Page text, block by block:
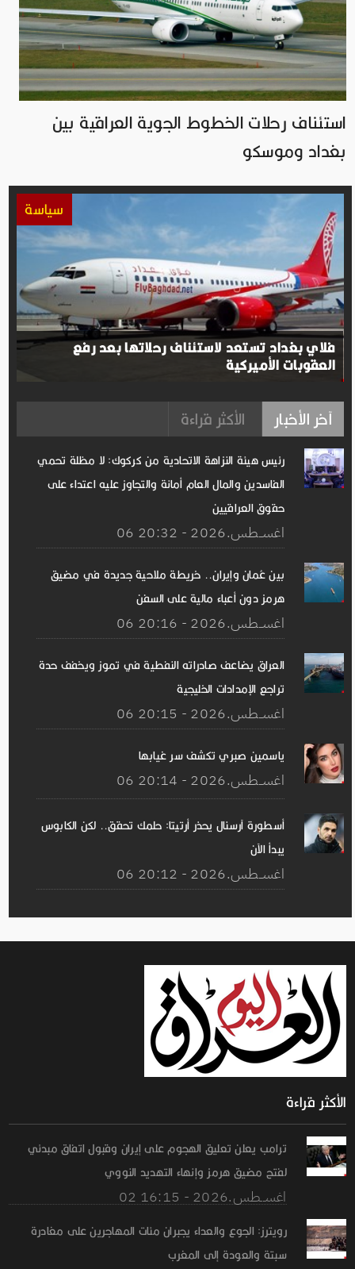
استئناف رحلات الخطوط الجوية العراقية بين
بغداد وموسكو
سياسة
فلاي بغداد تستعد لاستئناف رحلاتها بعد رفع
العقوبات الأميركية
آخر الأخبار الأكثر قراءة
رئيس هيئة النزاهة الاتحادية من كركوك: لا مظلة تحمي
الفاسدين والمال العام أمانة والتجاوز عليه اعتداء على
حقوق العراقيين
06 اغســطس.2026 - 20:32
بين عُمان وإيران.. خريطة ملاحية جديدة في مضيق
هرمز دون أعباء مالية على السفن
06 اغســطس.2026 - 20:16
العراق يضاعف صادراته النفطية في تموز ويخفف حدة
تراجع الإمدادات الخليجية
06 اغســطس.2026 - 20:15
ياسمين صبري تكشف سر غيابها
06 اغســطس.2026 - 20:14
أسطورة آرسنال يحذر أرتيتا: حلمك تحقق.. لكن الكابوس
يبدأ الآن
06 اغســطس.2026 - 20:12
الأكثر قراءة
ترامب يعلن تعليق الهجوم على إيران وقبول اتفاق مبدئي
لفتح مضيق هرمز وإنهاء التهديد النووي
02 اغســطس.2026 - 16:15
رويترز: الجوع والعداء يجبران مئات المهاجرين على مغادرة
سبتة والعودة إلى المغرب